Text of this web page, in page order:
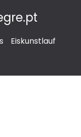
Eiskunstlauf